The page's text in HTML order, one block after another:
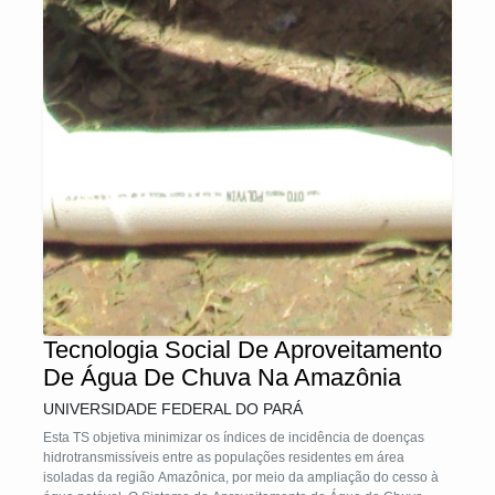
Tecnologia Social De Aproveitamento
De Água De Chuva Na Amazônia
UNIVERSIDADE FEDERAL DO PARÁ
Esta TS objetiva minimizar os índices de incidência de doenças
hidrotransmissíveis entre as populações residentes em área
isoladas da região Amazônica, por meio da ampliação do cesso à